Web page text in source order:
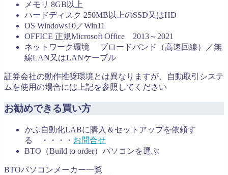
メモリ 8GB以上
ハードディスク 250MB以上のSSD又はHD
OS Windows10／Win11
OFFICE 正規Microsoft Office 2013～2021
ネットワーク環境 ブロードバンド（高速回線）／無
線LAN又はLANケーブル
証券会社の動作推奨環境とは異なりますが、自動取引システ
ムを使用の場合には上記を参照してください
お勧めできる買い方
かぶ自動化LABに購入＆セットアップを依頼す
る ・・・・ お問合せ
BTO（Build to order）パソコンを選ぶ
BTOパソコンメーカー一覧